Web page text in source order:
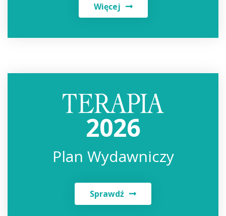
Więcej
2026
Plan Wydawniczy
Sprawdź